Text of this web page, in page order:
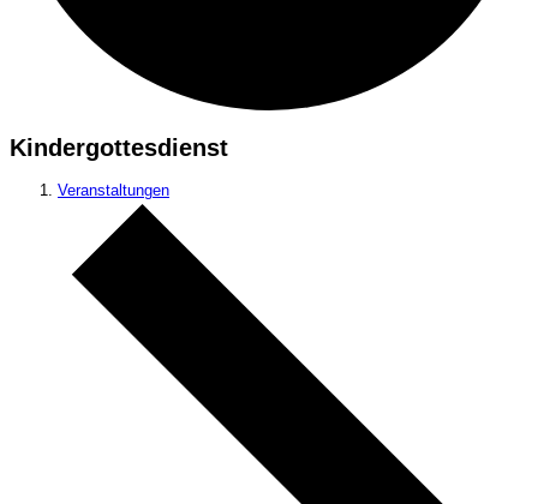
Kindergottesdienst
Veranstaltungen